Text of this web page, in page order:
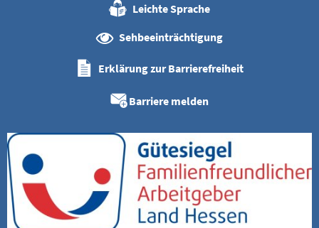
Leichte Sprache
Sehbeeinträchtigung
Erklärung zur Barrierefreiheit
Barriere melden